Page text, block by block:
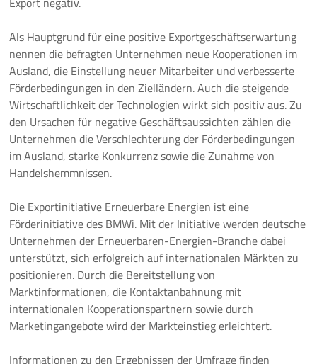
Als Hauptgrund für eine positive Exportgeschäftserwartung
nennen die befragten Unternehmen neue Kooperationen im
Ausland, die Einstellung neuer Mitarbeiter und verbesserte
Förderbedingungen in den Zielländern. Auch die steigende
Wirtschaftlichkeit der Technologien wirkt sich positiv aus. Zu
den Ursachen für negative Geschäftsaussichten zählen die
Unternehmen die Verschlechterung der Förderbedingungen
im Ausland, starke Konkurrenz sowie die Zunahme von
Handelshemmnissen.
Die Exportinitiative Erneuerbare Energien ist eine
Förderinitiative des BMWi. Mit der Initiative werden deutsche
Unternehmen der Erneuerbaren-Energien-Branche dabei
unterstützt, sich erfolgreich auf internationalen Märkten zu
positionieren. Durch die Bereitstellung von
Marktinformationen, die Kontaktanbahnung mit
internationalen Kooperationspartnern sowie durch
Marketingangebote wird der Markteinstieg erleichtert.
Informationen zu den Ergebnissen der Umfrage finden